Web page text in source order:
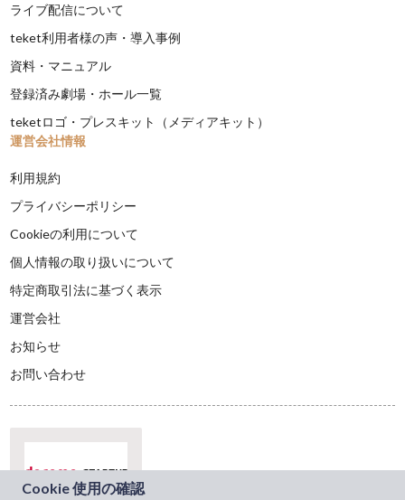
ライブ配信について
teket利用者様の声・導入事例
資料・マニュアル
登録済み劇場・ホール一覧
teketロゴ・プレスキット（メディアキット）
運営会社情報
利用規約
プライバシーポリシー
Cookieの利用について
個人情報の取り扱いについて
特定商取引法に基づく表示
運営会社
お知らせ
お問い合わせ